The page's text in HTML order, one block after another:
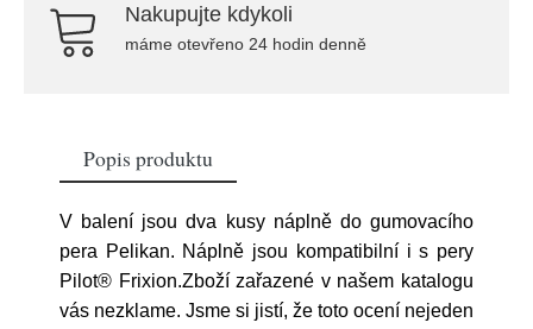
Nakupujte kdykoli
máme otevřeno 24 hodin denně
Popis produktu
V balení jsou dva kusy náplně do gumovacího
pera Pelikan. Náplně jsou kompatibilní i s pery
Pilot® Frixion.Zboží zařazené v našem katalogu
vás nezklame. Jsme si jistí, že toto ocení nejeden